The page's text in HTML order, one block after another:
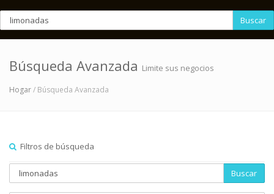
Buscar
Búsqueda Avanzada Limite sus negocios
Hogar/ Búsqueda Avanzada
Filtros de búsqueda
Buscar